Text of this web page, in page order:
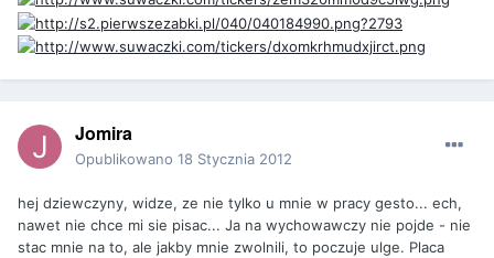
Jomira
Opublikowano 18 Stycznia 2012
hej dziewczyny, widze, ze nie tylko u mnie w pracy gesto... ech,
nawet nie chce mi sie pisac... Ja na wychowawczy nie pojde - nie
stac mnie na to, ale jakby mnie zwolnili, to poczuje ulge. Placa